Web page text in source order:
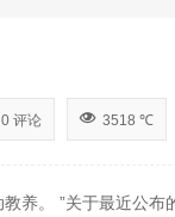
0 评论 3518 ℃
。 ”关于最近公布